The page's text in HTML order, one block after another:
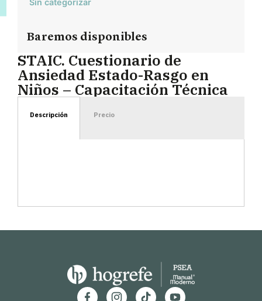
Sin categorizar
Baremos disponibles
STAIC. Cuestionario de
Ansiedad Estado-Rasgo en
Niños – Capacitación Técnica
Descripción Precio